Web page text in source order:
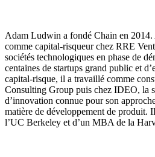
Adam Ludwin a fondé Chain en
comme capital-risqueur chez RRE
sociétés technologiques en phase de
centaines de startups grand public et
capital-risque, il a travaillé comme
Consulting Group puis chez IDEO, la
d’innovation connue pour son
matière de développement de produit.
l’UC Berkeley et d’un MBA de la